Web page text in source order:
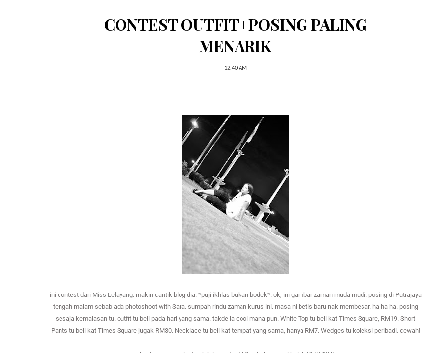
CONTEST OUTFIT+POSING PALING
MENARIK
12:40 AM
ini contest dari Miss Lelayang. makin cantik blog dia. *puji ikhlas bukan bodek*. ok, ini gambar zaman muda mudi. posing di Putrajaya
tengah malam sebab ada photoshoot with Sara. sumpah rindu zaman kurus ini. masa ni betis baru nak membesar. ha ha ha. posing
sesaja kemalasan tu. outfit tu beli pada hari yang sama. takde la cool mana pun. White Top tu beli kat Times Square, RM19. Short
Pants tu beli kat Times Square jugak RM30. Necklace tu beli kat tempat yang sama, hanya RM7. Wedges tu koleksi peribadi. cewah!